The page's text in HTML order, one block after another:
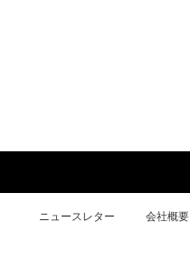
ニュースレター 会社概要